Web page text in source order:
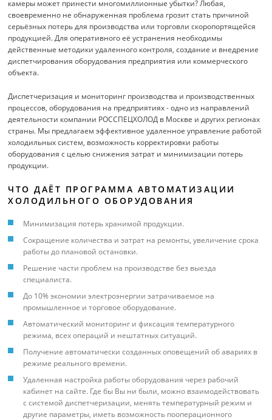
камеры может принести многомиллионные убытки? Любая,
своевременно не обнаруженная проблема грозит стать причиной
серьёзных потерь для производства или торговли скоропортящейся
продукцией. Для оперативного её устранения необходимы
действенные методики удаленного контроля, создание и внедрение
диспетчирования оборудования предприятия или коммерческого
объекта.
Диспетчеризация и мониторинг производства и производственных
процессов, оборудования на предприятиях - одно из направлений
деятельности компании РОССПЕЦХОЛОД в Москве и других регионах
страны. Мы предлагаем эффективное удаленное управление работой
холодильных систем, возможность корректировки работы
оборудования с целью снижения затрат и минимизации потерь
продукции.
ЧТО ДАЁТ ПРОГРАММА АВТОМАТИЗАЦИИ
ХОЛОДИЛЬНОГО ОБОРУДОВАНИЯ
Минимизация потерь хранимой продукции.
Сокращение количества и затрат на ремонты, увеличение срока
работы до плановой остановки.
Решение части проблем на производстве без выезда
специалиста.
До 10% экономии электроэнергии затрачиваемое на
промышленное и торговое оборудование.
Автоматический мониторинг и фиксация температурного
режима, всех операций и нештатных ситуаций.
Получение автоматически созданных оповещений об авариях в
режиме реального времени.
Удаленная настройка работы оборудования через рабочий
кабинет на сайте. Где бы Вы ни были, можно взаимодействовать
с системой диспетчеризации, менять температурный режим и
другие параметры, иметь возможность пооперационного